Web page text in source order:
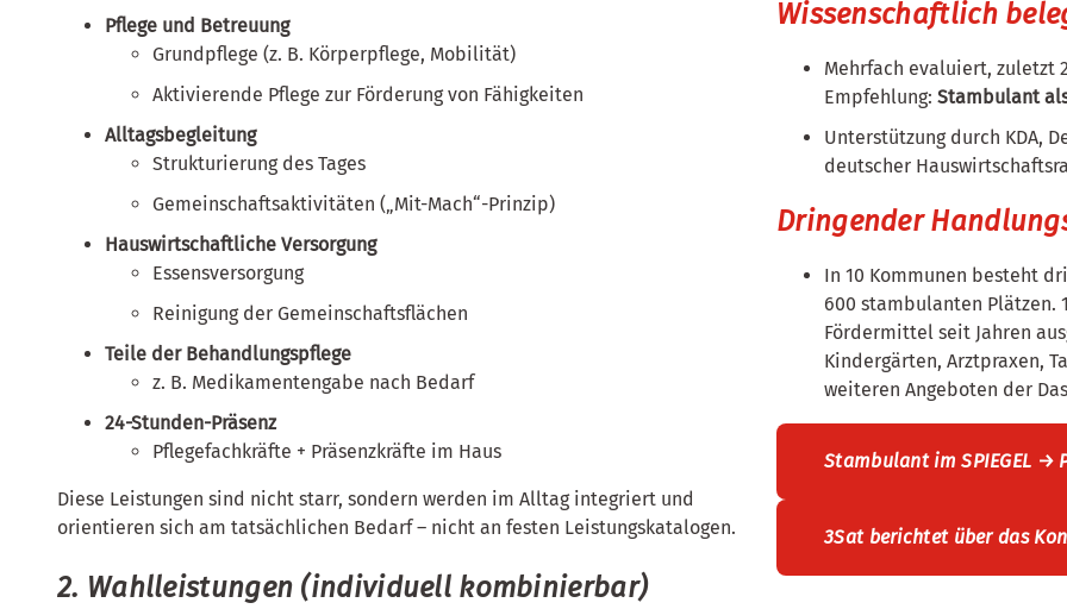
Pflege und Betreuung
Grundpflege (z. B. Körperpflege, Mobilität)
Aktivierende Pflege zur Förderung von Fähigkeiten
Alltagsbegleitung
Strukturierung des Tages
Gemeinschaftsaktivitäten („Mit-Mach“-Prinzip)
Hauswirtschaftliche Versorgung
Essensversorgung
Reinigung der Gemeinschaftsflächen
Teile der Behandlungspflege
z. B. Medikamentengabe nach Bedarf
24-Stunden-Präsenz
Pflegefachkräfte + Präsenzkräfte im Haus
Diese Leistungen sind nicht starr, sondern werden im Alltag integriert und
orientieren sich am tatsächlichen Bedarf – nicht an festen Leistungskatalogen.
2. Wahlleistungen (individuell kombinierbar)
Wissenschaftlich
Mehrfach evaluiert, zuletzt
Empfehlung: Stambulant
Unterstützung durch KDA,
deutscher
Dringender
In 10 Kommunen besteht
600 stambulanten Plätzen.
Fördermittel seit Jahren
Kindergärten, Arztpraxen,
weiteren Angeboten der
Stambulant im SPIEGEL →
3Sat berichtet über das